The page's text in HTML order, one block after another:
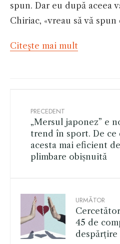
spun. Dar eu după aceea
Chiriac, «vreau să vă
Citeşte mai mult
PRECEDENT
„Mersul japonez” e
trend în sport. De ce
acesta mai eficient
plimbare obișnuită
URMĂTOR
45 de
despărțire